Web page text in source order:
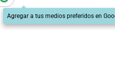
Agregar a tus medios preferidos en